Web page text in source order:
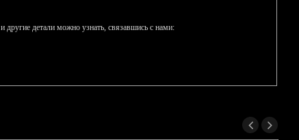
другие детали можно узнать, связавшись с нами: